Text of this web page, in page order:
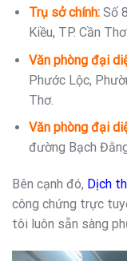
Trụ sở chính:Số
Kiều, TP. Cần
Văn phòng đại
Phước Lộc,
Thơ.
Văn phòng đại
đường Bạch
Bên cạnh đó, Dịch
công chứng trực
tôi luôn sẵn sàng